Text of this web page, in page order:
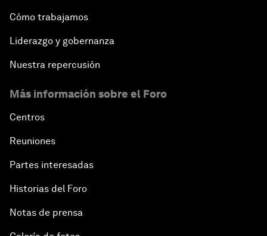
Cómo trabajamos
Liderazgo y gobernanza
Nuestra repercusión
Más información sobre el Foro
Centros
Reuniones
Partes interesadas
Historias del Foro
Notas de prensa